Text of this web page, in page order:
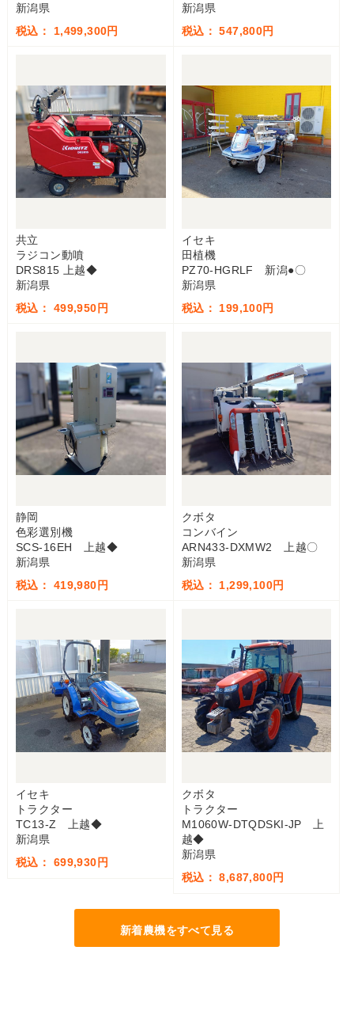
新潟県
税込： 1,499,300円
新潟県
税込： 547,800円
共立
ラジコン動噴
DRS815 上越◆
新潟県
税込： 499,950円
イセキ
田植機
PZ70-HGRLF 新潟●〇
新潟県
税込： 199,100円
静岡
色彩選別機
SCS-16EH 上越◆
新潟県
税込： 419,980円
クボタ
コンバイン
ARN433-DXMW2 上越〇
新潟県
税込： 1,299,100円
イセキ
トラクター
TC13-Z 上越◆
新潟県
税込： 699,930円
クボタ
トラクター
M1060W-DTQDSKI-JP 上
越◆
新潟県
税込： 8,687,800円
新着農機をすべて見る